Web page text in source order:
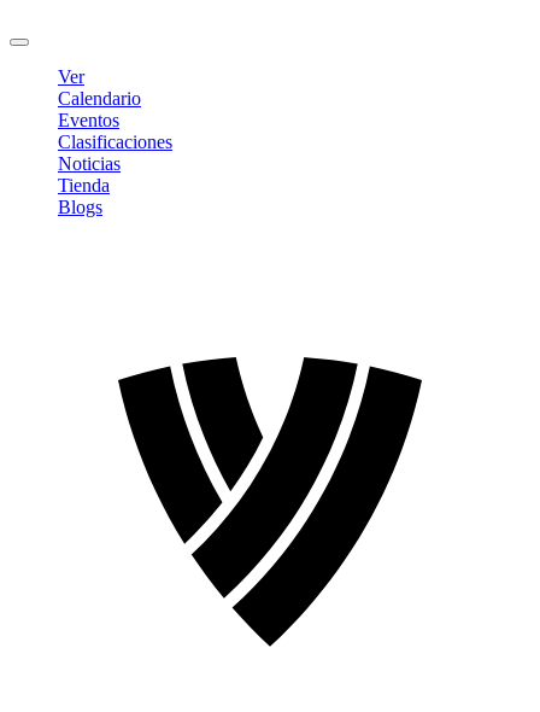
Ver
Calendario
Eventos
Clasificaciones
Noticias
Tienda
Blogs